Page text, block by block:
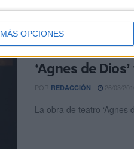
MÁS OPCIONES
‘Agnes de
POR REDACCIÓN
La obra de teatro ‘Agnes